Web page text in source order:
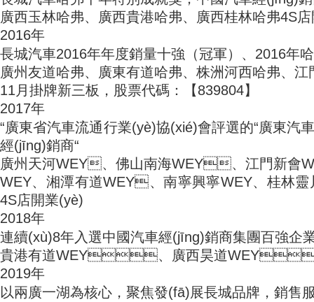
廣西玉林哈弗、廣西貴港哈弗、廣西桂林哈弗4S
2016年
長城汽車2016年年度銷量十強（冠軍）、2016年
廣州友道哈弗、廣東有道哈弗、株洲河西哈弗
11月掛牌新三板，股票代碼：【839804】
2017年
“廣東省汽車流通行業(yè)協(xié)會評選的“廣東汽車
經(jīng)銷商“
廣州天河WEY、佛山南海WEY、江門新
WEY、湘潭有道WEY、南寧興寧WEY、桂林
4S店開業(yè)
2018年
連續(xù)8年入選中國汽車經(jīng)銷商集團百強企
貴港有道WEY、廣西昊道WEY
2019年
以兩廣一湖為核心，聚焦發(fā)展長城品牌